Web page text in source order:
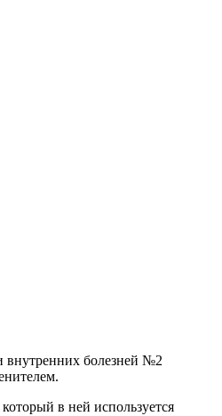
внутренних болезней №2
в ней используется